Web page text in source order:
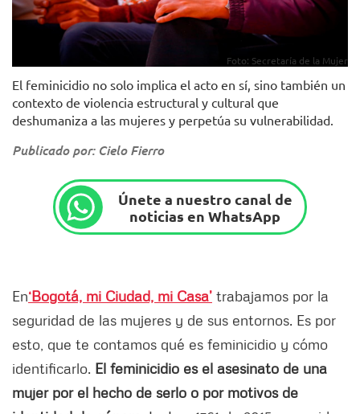
Foto: Secretaría de la Mujer
El feminicidio no solo implica el acto en sí, sino también un
contexto de violencia estructural y cultural que
deshumaniza a las mujeres y perpetúa su vulnerabilidad.
Publicado por: Cielo Fierro
Únete a nuestro canal de
noticias en WhatsApp
En‘Bogotá, mi Ciudad, mi Casa’ trabajamos por la
seguridad de las mujeres y de sus entornos. Es por
esto, que te contamos qué es feminicidio y cómo
identificarlo. El feminicidio es el asesinato de una
mujer por el hecho de serlo o por motivos de